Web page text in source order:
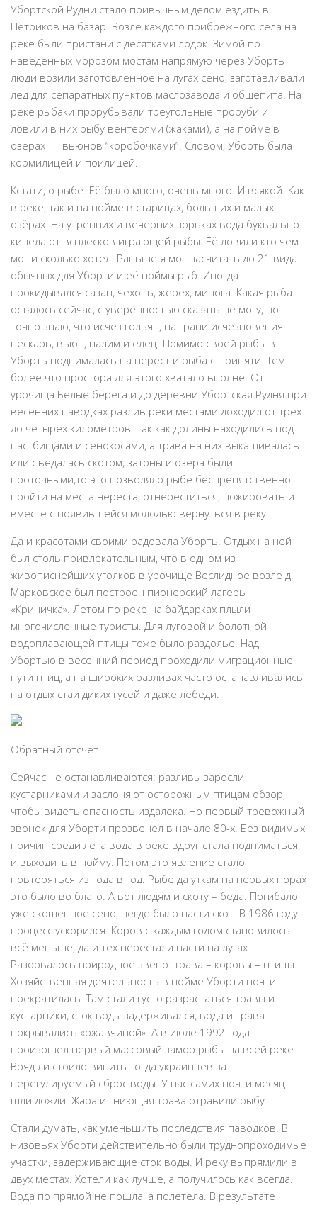
Убортской Рудни стало привычным делом ездить в
Петриков на базар. Возле каждого прибрежного села на
реке были пристани с десятками лодок. Зимой по
наведённых морозом мостам напрямую через Уборть
люди возили заготовленное на лугах сено, заготавливали
лёд для сепаратных пунктов маслозавода и общепита. На
реке рыбаки прорубывали треугольные проруби и
ловили в них рыбу вентерями (жаками), а на пойме в
озёрах –– вьюнов “коробочками”. Словом, Уборть была
кормилицей и поилицей.
Кстати, о рыбе. Её было много, очень много. И всякой. Как
в реке, так и на пойме в старицах, больших и малых
озёрах. На утренних и вечерних зорьках вода буквально
кипела от всплесков играющей рыбы. Её ловили кто чем
мог и сколько хотел. Раньше я мог насчитать до 21 вида
обычных для Уборти и её поймы рыб. Иногда
прокидывался сазан, чехонь, жерех, минога. Какая рыба
осталось сейчас, с уверенностью сказать не могу, но
точно знаю, что исчез гольян, на грани исчезновения
пескарь, вьюн, налим и елец. Помимо своей рыбы в
Уборть поднималась на нерест и рыба с Припяти. Тем
более что простора для этого хватало вполне. От
урочища Белые берега и до деревни Убортская Рудня при
весенних паводках разлив реки местами доходил от трёх
до четырёх километров. Так как долины находились под
пастбищами и сенокосами, а трава на них выкашивалась
или съедалась скотом, затоны и озёра были
проточными,то это позволяло рыбе беспрепятственно
пройти на места нереста, отнереститься, пожировать и
вместе с появившейся молодью вернуться в реку.
Да и красотами своими радовала Уборть. Отдых на ней
был столь привлекательным, что в одном из
живописнейших уголков в урочище Веслидное возле д.
Марковское был построен пионерский лагерь
«Криничка». Летом по реке на байдарках плыли
многочисленные туристы. Для луговой и болотной
водоплавающей птицы тоже было раздолье. Над
Убортью в весенний период проходили миграционные
пути птиц, а на широких разливах часто останавливались
на отдых стаи диких гусей и даже лебеди.
Обратный отсчёт
Сейчас не останавливаются: разливы заросли
кустарниками и заслоняют осторожным птицам обзор,
чтобы видеть опасность издалека. Но первый тревожный
звонок для Уборти прозвенел в начале 80-х. Без видимых
причин среди лета вода в реке вдруг стала подниматься
и выходить в пойму. Потом это явление стало
повторяться из года в год. Рыбе да уткам на первых порах
это было во благо. А вот людям и скоту – беда. Погибало
уже скошенное сено, негде было пасти скот. В 1986 году
процесс ускорился. Коров с каждым годом становилось
всё меньше, да и тех перестали пасти на лугах.
Разорвалось природное звено: трава – коровы – птицы.
Хозяйственная деятельность в пойме Уборти почти
прекратилась. Там стали густо разрастаться травы и
кустарники, сток воды задерживался, вода и трава
покрывались «ржавчиной». А в июле 1992 года
произошёл первый массовый замор рыбы на всей реке.
Вряд ли стоило винить тогда украинцев за
нерегулируемый сброс воды. У нас самих почти месяц
шли дожди. Жара и гниющая трава отравили рыбу.
Стали думать, как уменьшить последствия паводков. В
низовьях Уборти действительно были труднопроходимые
участки, задерживающие сток воды. И реку выпрямили в
двух местах. Хотели как лучше, а получилось как всегда.
Вода по прямой не пошла, а полетела. В результате